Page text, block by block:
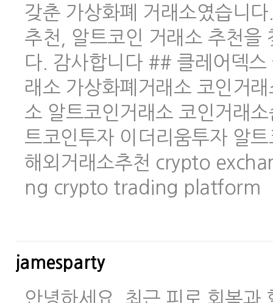
갖춘 가상화폐 거래소였습니
추천, 알트코인 거래소 추천을
다. 감사합니다 ## 클레어덱
래소 가상화폐거래소 코인거
소 알트코인거래소 코인거래
트코인투자 이더리움투자 알
해외거래소추천 crypto
ng crypto trading platform
jamesparty
안녕하세요 최근 피로 회복과